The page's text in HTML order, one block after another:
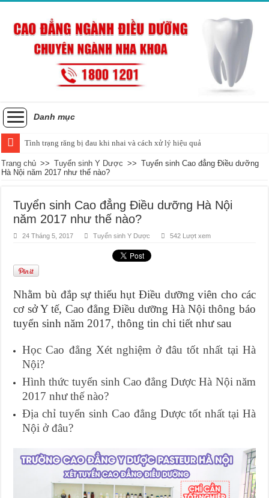
Danh mục
Tình trạng răng bị đau khi nhai và cách xử lý hiệu quả
Trang chủ >> Tuyển sinh Y Dược >> Tuyển sinh Cao đẳng Điều dưỡng
Hà Nội năm 2017 như thế nào?
Tuyển sinh Cao đẳng Điều dưỡng Hà Nội
năm 2017 như thế nào?
24 Tháng 5, 2017 Tuyển sinh Y Dược 542 Lượt xem
Nhằm bù đắp sự thiếu hụt Điều dưỡng viên cho các
cơ sở Y tế, Cao đẳng Điều dưỡng Hà Nội thông báo
tuyển sinh năm 2017, thông tin chi tiết như sau
Học Cao đẳng Xét nghiệm ở đâu tốt nhất tại Hà
Nội?
Hình thức tuyển sinh Cao đẳng Dược Hà Nội năm
2017 như thế nào?
Địa chỉ tuyển sinh Cao đẳng Dược tốt nhất tại Hà
Nội ở đâu?